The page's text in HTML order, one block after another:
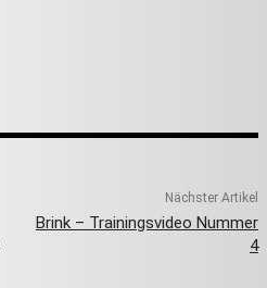
Nächster Artikel
Brink – Trainingsvideo Nummer
4